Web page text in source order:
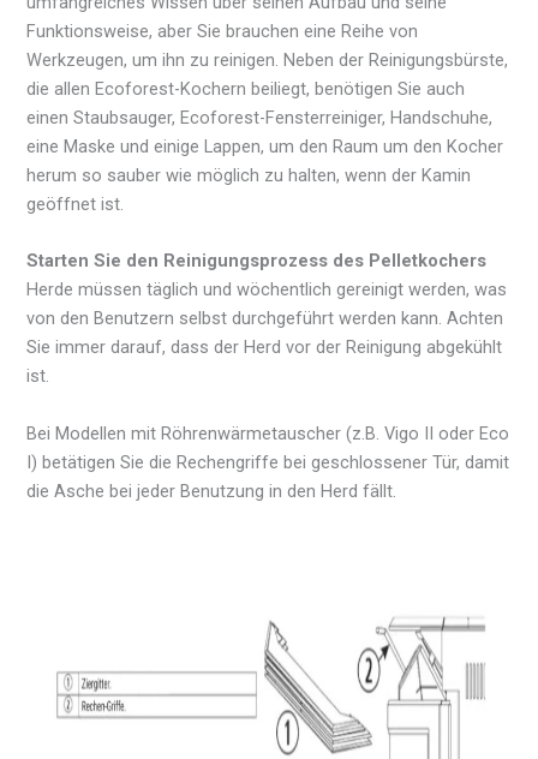
Funktionsweise, aber Sie brauchen eine Reihe von
Werkzeugen, um ihn zu reinigen. Neben der Reinigungsbürste,
die allen Ecoforest-Kochern beiliegt, benötigen Sie auch
einen Staubsauger, Ecoforest-Fensterreiniger, Handschuhe,
eine Maske und einige Lappen, um den Raum um den Kocher
herum so sauber wie möglich zu halten, wenn der Kamin
geöffnet ist.
Starten Sie den Reinigungsprozess des Pelletkochers
Herde müssen täglich und wöchentlich gereinigt werden, was
von den Benutzern selbst durchgeführt werden kann. Achten
Sie immer darauf, dass der Herd vor der Reinigung abgekühlt
ist.
Bei Modellen mit Röhrenwärmetauscher (z.B. Vigo II oder Eco
I) betätigen Sie die Rechengriffe bei geschlossener Tür, damit
die Asche bei jeder Benutzung in den Herd fällt.